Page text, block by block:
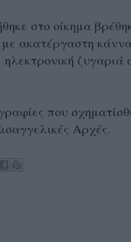
στο οίκημα
ακατέργαστη
ζυγαριά
που
Αρχές.